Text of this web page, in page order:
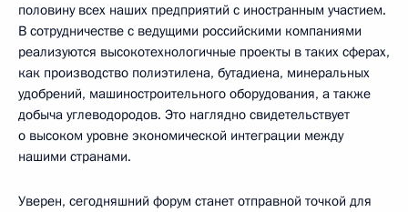
половину всех наших предприятий с иностранным участием.
В сотрудничестве с ведущими российскими компаниями
реализуются высокотехнологичные проекты в таких сферах,
как производство полиэтилена, бутадиена, минеральных
удобрений, машиностроительного оборудования, а также
добыча углеводородов. Это наглядно свидетельствует
о высоком уровне экономической интеграции между
нашими странами.
Уверен, сегодняшний форум станет отправной точкой для